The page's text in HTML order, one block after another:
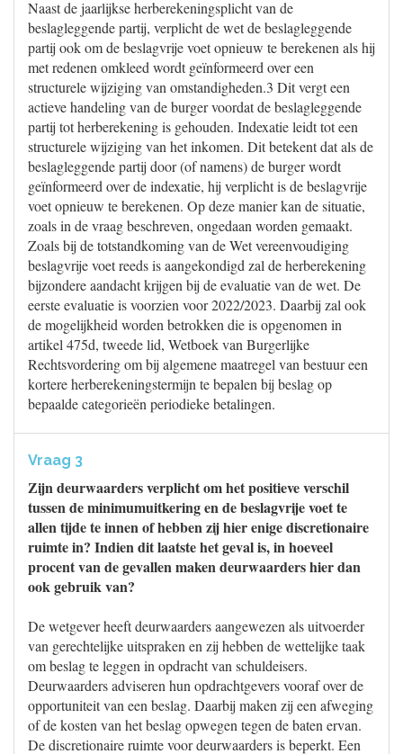
Naast de jaarlijkse herberekeningsplicht van de
beslagleggende partij, verplicht de wet de beslagleggende
partij ook om de beslagvrije voet opnieuw te berekenen als hij
met redenen omkleed wordt geïnformeerd over een
structurele wijziging van omstandigheden.3 Dit vergt een
actieve handeling van de burger voordat de beslagleggende
partij tot herberekening is gehouden. Indexatie leidt tot een
structurele wijziging van het inkomen. Dit betekent dat als de
beslagleggende partij door (of namens) de burger wordt
geïnformeerd over de indexatie, hij verplicht is de beslagvrije
voet opnieuw te berekenen. Op deze manier kan de situatie,
zoals in de vraag beschreven, ongedaan worden gemaakt.
Zoals bij de totstandkoming van de Wet vereenvoudiging
beslagvrije voet reeds is aangekondigd zal de herberekening
bijzondere aandacht krijgen bij de evaluatie van de wet. De
eerste evaluatie is voorzien voor 2022/2023. Daarbij zal ook
de mogelijkheid worden betrokken die is opgenomen in
artikel 475d, tweede lid, Wetboek van Burgerlijke
Rechtsvordering om bij algemene maatregel van bestuur een
kortere herberekeningstermijn te bepalen bij beslag op
bepaalde categorieën periodieke betalingen.
Vraag 3
Zijn deurwaarders verplicht om het positieve verschil
tussen de minimumuitkering en de beslagvrije voet te
allen tijde te innen of hebben zij hier enige discretionaire
ruimte in? Indien dit laatste het geval is, in hoeveel
procent van de gevallen maken deurwaarders hier dan
ook gebruik van?
De wetgever heeft deurwaarders aangewezen als uitvoerder
van gerechtelijke uitspraken en zij hebben de wettelijke taak
om beslag te leggen in opdracht van schuldeisers.
Deurwaarders adviseren hun opdrachtgevers vooraf over de
opportuniteit van een beslag. Daarbij maken zij een afweging
of de kosten van het beslag opwegen tegen de baten ervan.
De discretionaire ruimte voor deurwaarders is beperkt. Een